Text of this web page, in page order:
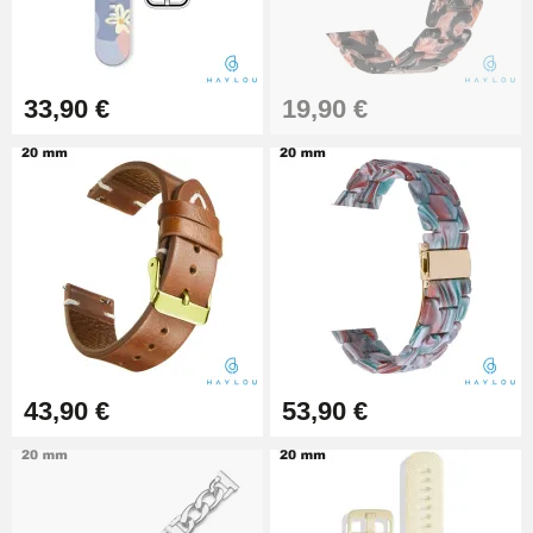
Kit Réparation Montre Débutant
Pied à Coulisse Numérique
9,90 €
Kit Horlogerie Débutant
26,90 €
Marteau Horloger pour Goupille
3,90 €
33,90 € 19,90 €
43,90 € 53,90 €